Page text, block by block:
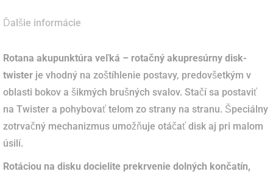
Ďalšie informácie
Rotana akupunktúra veľká – rotačný akupresúrny disk-
twister je vhodný na zoštíhlenie postavy, predovšetkým v
oblasti bokov a šikmých brušných svalov. Stačí sa postaviť
na Twister a pohybovať telom zo strany na stranu. Špeciálny
zotrvačný mechanizmus umožňuje otáčať disk aj pri malom
úsilí.
Rotáciou na disku docielite prekrvenie dolných končatín,